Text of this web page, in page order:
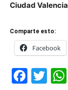
Ciudad
Comparte esto:
Facebook